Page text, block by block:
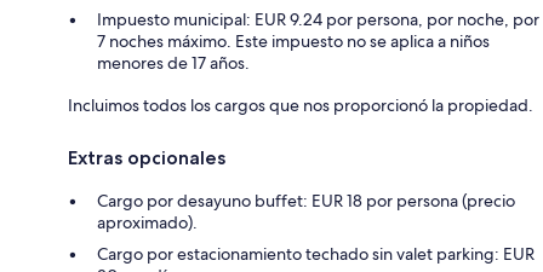
Impuesto municipal: EUR 9.24 por persona, por noche, por
7 noches máximo. Este impuesto no se aplica a niños
menores de 17 años.
Incluimos todos los cargos que nos proporcionó la propiedad.
Extras opcionales
Cargo por desayuno buffet: EUR 18 por persona (precio
aproximado).
Cargo por estacionamiento techado sin valet parking: EUR